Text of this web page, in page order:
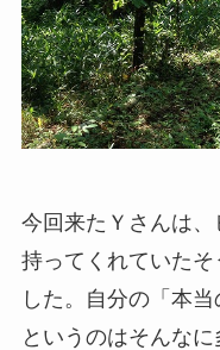
今回来たＹさんは
持ってくれていた
した。自分の「本
というのはそんな